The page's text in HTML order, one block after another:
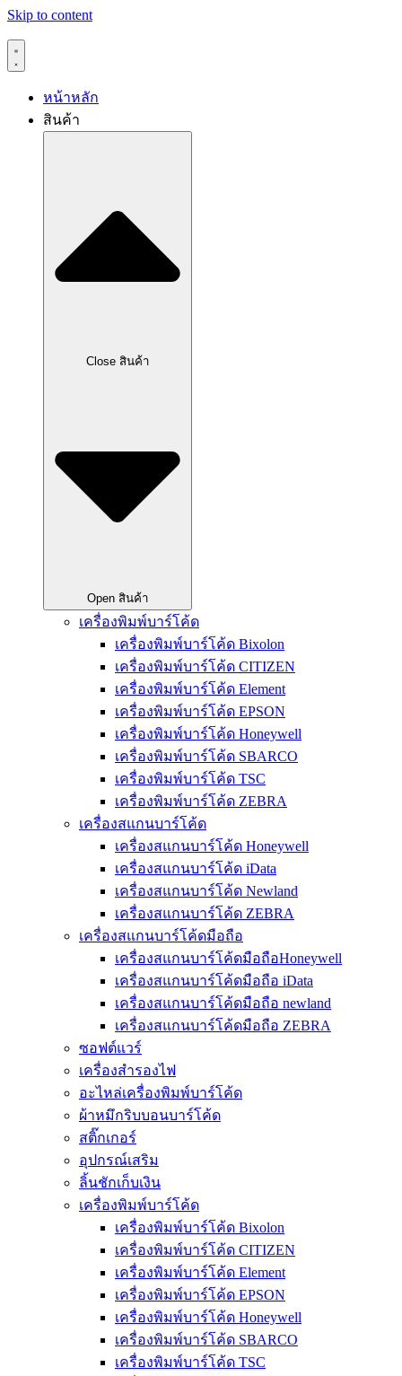
Skip to content
หน้าหลัก
สินค้า
Close สินค้า
Open สินค้า
เครื่องพิมพ์บาร์โค้ด
เครื่องพิมพ์บาร์โค้ด Bixolon
เครื่องพิมพ์บาร์โค้ด CITIZEN
เครื่องพิมพ์บาร์โค้ด Element
เครื่องพิมพ์บาร์โค้ด EPSON
เครื่องพิมพ์บาร์โค้ด Honeywell
เครื่องพิมพ์บาร์โค้ด SBARCO
เครื่องพิมพ์บาร์โค้ด TSC
เครื่องพิมพ์บาร์โค้ด ZEBRA
เครื่องสแกนบาร์โค้ด
เครื่องสแกนบาร์โค้ด Honeywell
เครื่องสแกนบาร์โค้ด iData
เครื่องสแกนบาร์โค้ด Newland
เครื่องสแกนบาร์โค้ด ZEBRA
เครื่องสแกนบาร์โค้ดมือถือ
เครื่องสแกนบาร์โค้ดมือถือHoneywell
เครื่องสแกนบาร์โค้ดมือถือ iData
เครื่องสแกนบาร์โค้ดมือถือ newland
เครื่องสแกนบาร์โค้ดมือถือ ZEBRA
ซอฟต์แวร์
เครื่องสำรองไฟ
อะไหล่เครื่องพิมพ์บาร์โค้ด
ผ้าหมึกริบบอนบาร์โค้ด
สติ๊กเกอร์
อุปกรณ์เสริม
ลิ้นชักเก็บเงิน
เครื่องพิมพ์บาร์โค้ด
เครื่องพิมพ์บาร์โค้ด Bixolon
เครื่องพิมพ์บาร์โค้ด CITIZEN
เครื่องพิมพ์บาร์โค้ด Element
เครื่องพิมพ์บาร์โค้ด EPSON
เครื่องพิมพ์บาร์โค้ด Honeywell
เครื่องพิมพ์บาร์โค้ด SBARCO
เครื่องพิมพ์บาร์โค้ด TSC